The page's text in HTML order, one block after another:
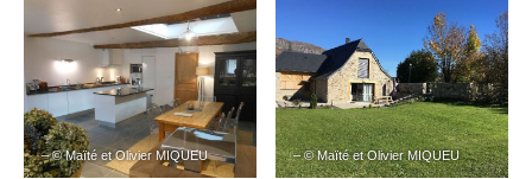
– © Maïté et Olivier MIQUEU – © Maïté et Olivier MIQUEU